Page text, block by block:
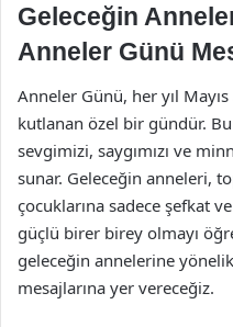
Geleceğin
Anneler Günü
Anneler Günü, her yıl
kutlanan özel bir gündür.
sevgimizi, saygımızı ve
sunar. Geleceğin anneleri,
çocuklarına sadece şefkat
güçlü birer birey olmayı
geleceğin annelerine
mesajlarına yer vereceğiz.